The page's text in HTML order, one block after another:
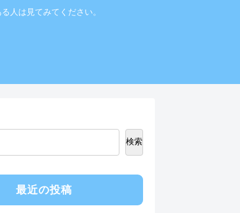
人は見てみてください。
検索
最近の投稿